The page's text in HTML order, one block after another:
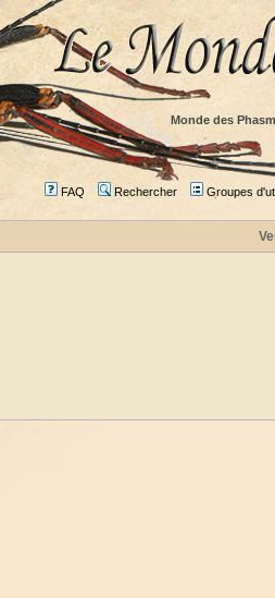
Monde des
FAQ Rechercher Groupes